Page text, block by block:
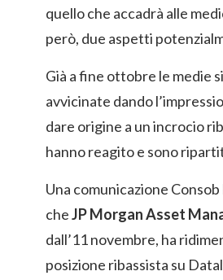
quello che accadrà alle
però, due aspetti
Già a fine ottobre le medie
avvicinate dando
dare origine a un incrocio
hanno reagito e sono
Una comunicazione
cheJP Morgan Asset
dall’11 novembre, ha
posizione ribassista su